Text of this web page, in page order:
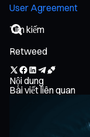
User Agreement
Retweed
Nội dung
Bài viết liên quan